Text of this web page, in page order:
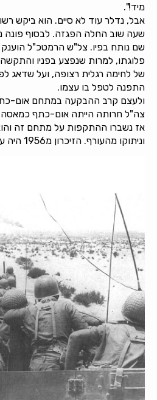
מיד!".
אבל, נדלר עוד לא סיים. הוא ביקש
שעה שוב החלה הפגזה. לבסוף פונה
שם נותח בפיו. צל"ש הרמטכ"ל
פלוגתו, למרות שנפצע בפניו
של לחימה רגלית רצופה, ועל שדאג
התפנה לטפל בו עצמו.
ולעצם קרב ההבקעה במתחם אום-כתף.
צה"ל חרותה הייתה אום-כתף
אז נשברו ההתקפות על מתחם זה
וניתוקו מהעורף. הזיכרון מ1956 היה עדיין טרי ולקחיו נלמדו.